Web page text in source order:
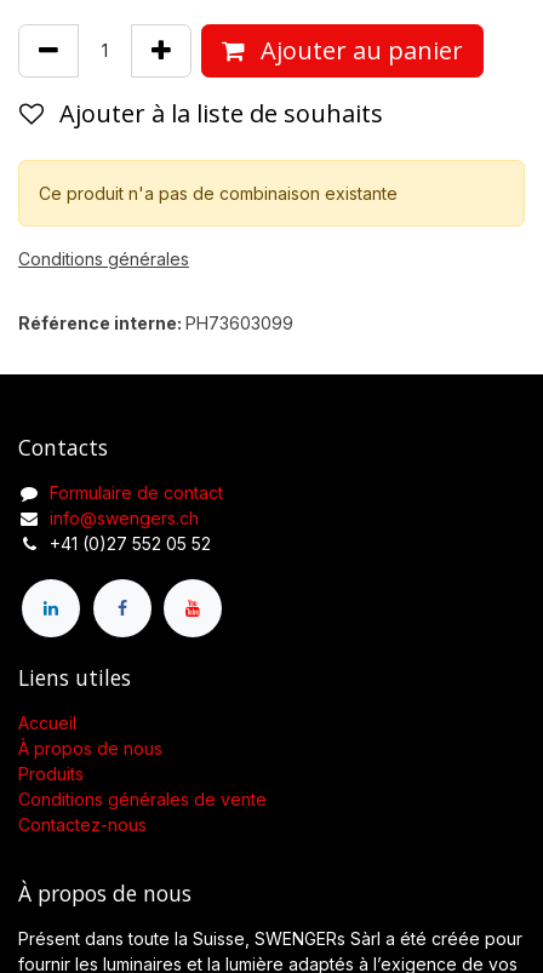
Ajouter au panier
Ajouter à la liste de souhaits
Ce produit n'a pas de combinaison existante
Conditions générales
Référence interne: PH73603099
Contacts
Formulaire de contact
info@swengers.ch
+41 (0)27 552 05 52
Liens utiles
Accueil
À propos de nous
Produits
Conditions générales de vente
Contactez-nous
À propos de nous
Présent dans toute la Suisse, SWENGERs Sàrl a été créée pour
fournir les luminaires et la lumière adaptés à l’exigence de vos